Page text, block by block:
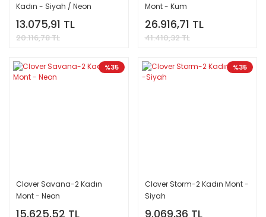
Kadın - Siyah / Neon
13.075,91 TL
20.116,78 TL
Mont - Kum
26.916,71 TL
41.410,32 TL
%35
Clover Savana-2 Kadın
Mont - Neon
15.625,52 TL
%35
Clover Storm-2 Kadın Mont -
Siyah
9.069,36 TL